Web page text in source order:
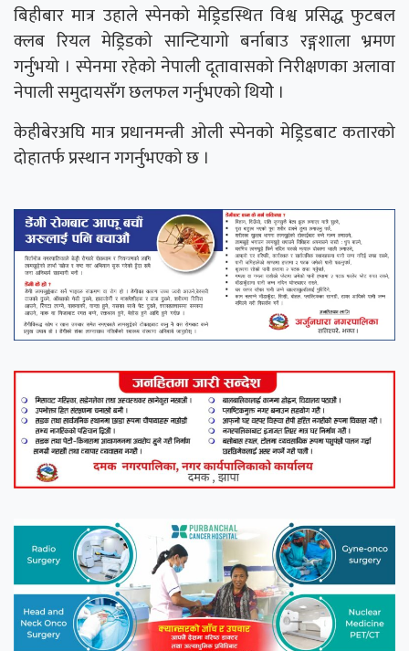
बिहीबार मात्र उहाले स्पेनको मेड्रिडस्थित विश्व प्रसिद्ध फुटबल
क्लब रियल मेड्रिडको सान्टियागो बर्नाबाउ रङ्गशाला भ्रमण
गर्नुभयो । स्पेनमा रहेको नेपाली दूतावासको निरीक्षणका अलावा
नेपाली समुदायसँग छलफल गर्नुभएको थियोे ।
केहीबेरअघि मात्र प्रधानमन्त्री ओली स्पेनको मेड्रिडबाट कतारको
दोहातर्फ प्रस्थान गगर्नुभएको छ ।